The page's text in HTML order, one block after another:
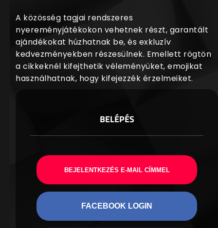
A közösség tagjai rendszeres
nyereményjátékokon vehetnek részt, garantált
ajándékokat húzhatnak be, és exkluzív
kedvezményekben részesülnek. Emellett rögtön
a cikkeknél kifejthetik véleményüket, emojikat
használhatnak, hogy kifejezzék érzelmeiket.
BELÉPÉS
BEJELENTKEZÉS E-MAIL CÍMMEL
FACEBOOK LOGIN